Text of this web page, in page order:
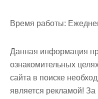
Время работы:
Данная информация
ознакомительных
сайта в поиске
является рекламой!